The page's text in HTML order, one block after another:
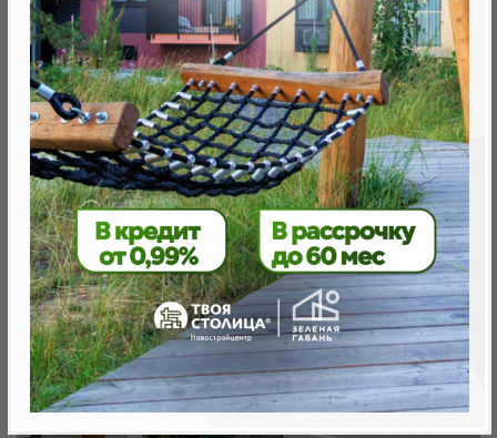
"Южная Европа"
нет в продаже
Минск, Октябрьский, ул. Аэродромная
метро «Ковальская Слобода», 566 м